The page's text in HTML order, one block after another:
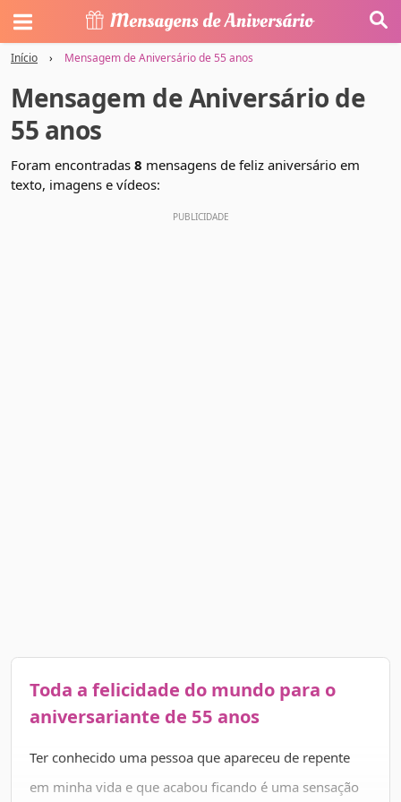
Início › Mensagem de Aniversário de 55 anos
Mensagem de Aniversário de
55 anos
Foram encontradas 8 mensagens de feliz aniversário em
texto, imagens e vídeos:
Toda a felicidade do mundo para o
aniversariante de 55 anos
Ter conhecido uma pessoa que apareceu de repente
em minha vida e que acabou ficando é uma sensação